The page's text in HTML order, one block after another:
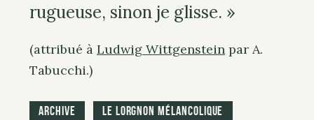
rugueuse, sinon je glisse. »
(attribué à Ludwig Wittgenstein par A.
Tabucchi.)
Archive Le Lorgnon mélancolique